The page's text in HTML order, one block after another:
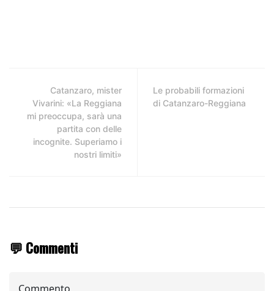
Catanzaro, mister
Vivarini: «La Reggiana
mi preoccupa, sarà una
partita con delle
incognite. Superiamo i
nostri limiti»
Le probabili formazioni
di Catanzaro-Reggiana
💬 Commenti